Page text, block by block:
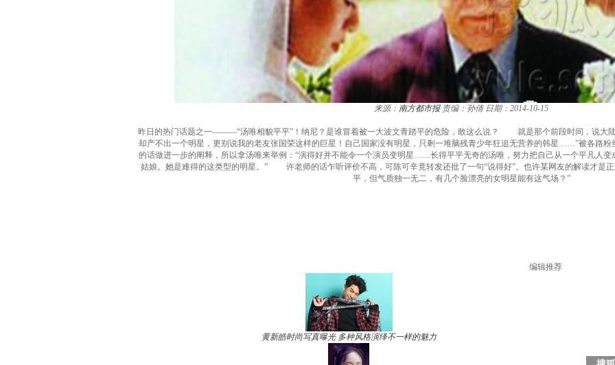
来源： 南方都市报 责编：孙倩 日期：2014-10-15
昨日的热门话题之一———“汤唯相貌平平”！纳尼？是谁冒着被一大波文青踏平的危险，敢这么说？ 就是那个前段时间，说大陆
却产不出一个明星，更别说我的老友张国荣这样的巨星！自己国家没有明星，只剩一堆脑残青少年狂追无营养的韩星……”被各路
的话做进一步的阐释，所以拿汤唯来举例：“演得好并不能令一个演员变明星……长得平平无奇的汤唯，努力把自己从一个平凡人
姑娘。她是难得的这类型的明星。” 许老师的话乍听评价不高，可陈可辛竟转发还批了一句“说得好”。也许某网友的解读才是
平，但气质独一无二，有几个脸漂亮的女明星能有这气场？”
编辑推荐
黄新皓时尚写真曝光 多种风格演绎不一样的魅力